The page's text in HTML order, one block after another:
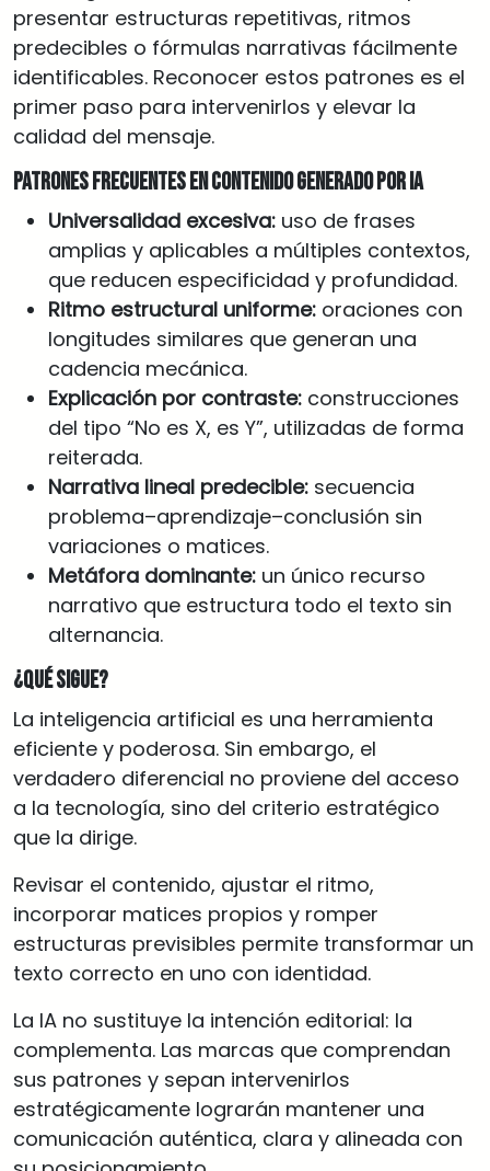
presentar estructuras repetitivas, ritmos
predecibles o fórmulas narrativas fácilmente
identificables. Reconocer estos patrones es el
primer paso para intervenirlos y elevar la
calidad del mensaje.
Patrones frecuentes en contenido generado por IA
Universalidad excesiva: uso de frases
amplias y aplicables a múltiples contextos,
que reducen especificidad y profundidad.
Ritmo estructural uniforme: oraciones con
longitudes similares que generan una
cadencia mecánica.
Explicación por contraste: construcciones
del tipo “No es X, es Y”, utilizadas de forma
reiterada.
Narrativa lineal predecible: secuencia
problema–aprendizaje–conclusión sin
variaciones o matices.
Metáfora dominante: un único recurso
narrativo que estructura todo el texto sin
alternancia.
¿Qué sigue?
La inteligencia artificial es una herramienta
eficiente y poderosa. Sin embargo, el
verdadero diferencial no proviene del acceso
a la tecnología, sino del criterio estratégico
que la dirige.
Revisar el contenido, ajustar el ritmo,
incorporar matices propios y romper
estructuras previsibles permite transformar un
texto correcto en uno con identidad.
La IA no sustituye la intención editorial: la
complementa. Las marcas que comprendan
sus patrones y sepan intervenirlos
estratégicamente lograrán mantener una
comunicación auténtica, clara y alineada con